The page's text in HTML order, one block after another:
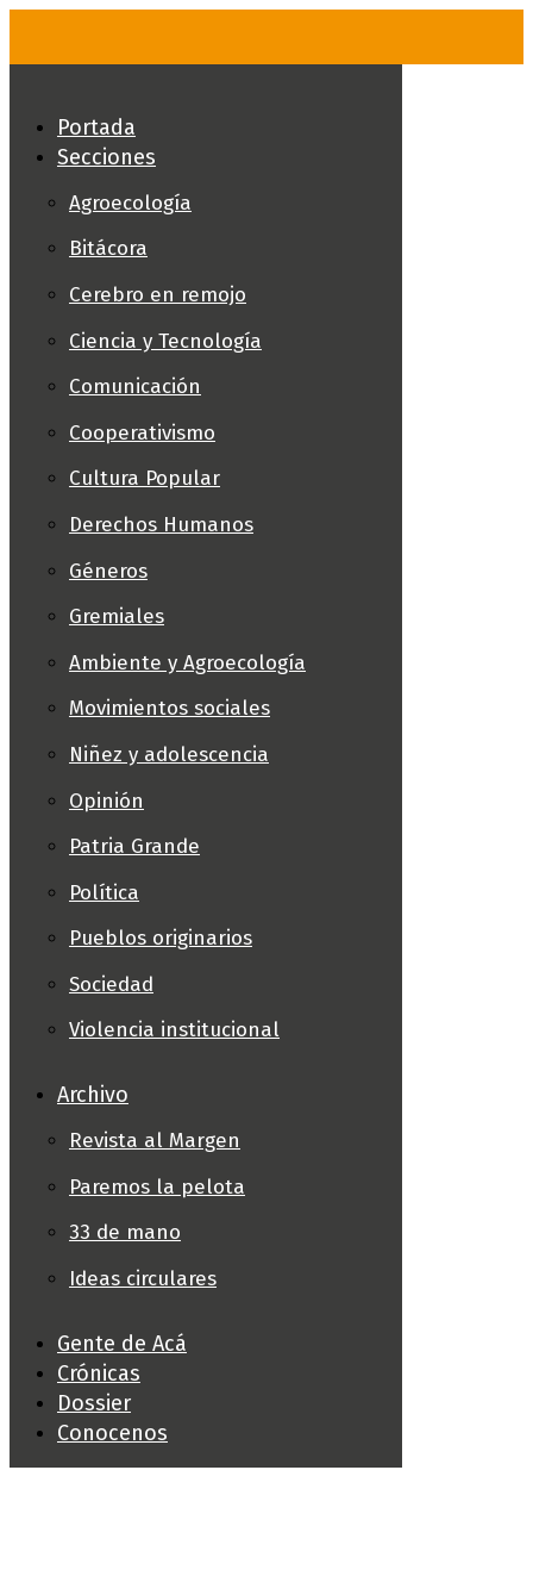
Portada
Secciones
Agroecología
Bitácora
Cerebro en remojo
Ciencia y Tecnología
Comunicación
Cooperativismo
Cultura Popular
Derechos Humanos
Géneros
Gremiales
Ambiente y Agroecología
Movimientos sociales
Niñez y adolescencia
Opinión
Patria Grande
Política
Pueblos originarios
Sociedad
Violencia institucional
Archivo
Revista al Margen
Paremos la pelota
33 de mano
Ideas circulares
Gente de Acá
Crónicas
Dossier
Conocenos